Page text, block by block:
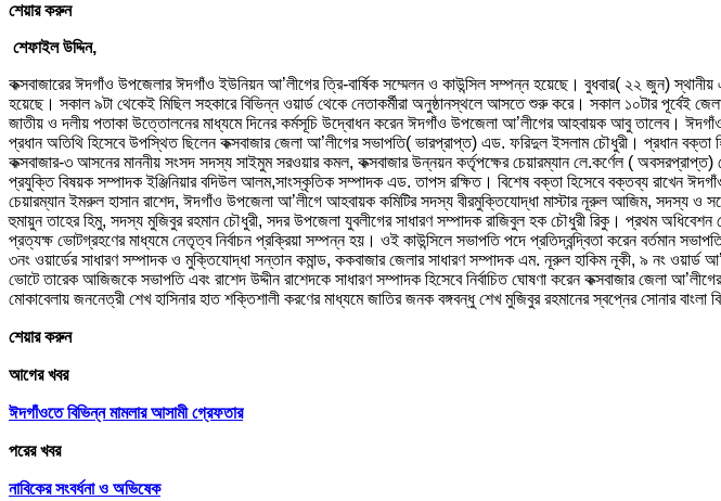
শেয়ার করুন
শেফাইল উদ্দিন,
কক্সবাজারের ঈদগাঁও উপজেলার ঈদগাঁও ইউনিয়ন আ’লীগের ত্রি-বার্ষিক সম্মেলন ও কাউন্সিল সম্পন্ন হয়েছে। বুধবার( ২২ জুন)
হয়েছে। সকাল ৯টা থেকেই মিছিল সহকারে বিভিন্ন ওয়ার্ড থেকে নেতাকর্মীরা অনুষ্ঠানস্থলে আসতে শুরু করে। সকাল ১০টার পূর্বেই
জাতীয় ও দলীয় পতাকা উত্তোলনের মাধ্যমে দিনের কর্মসূচি উদ্বোধন করেন ঈদগাঁও উপজেলা আ’লীগের আহবায়ক আবু তালেব।
প্রধান অতিথি হিসেবে উপস্থিত ছিলেন কক্সবাজার জেলা আ’লীগের সভাপতি( ভারপ্রাপ্ত) এড. ফরিদুল ইসলাম চৌধুরী। প্রধান
কক্সবাজার-৩ আসনের মাননীয় সংসদ সদস্য সাইমুম সরওয়ার কমল, কক্সবাজার উন্নয়ন কর্তৃপক্ষের চেয়ারম্যান লে.কর্ণেল (
প্রযুক্তি বিষয়ক সম্পাদক ইঞ্জিনিয়ার বদিউল আলম,সাংস্কৃতিক সম্পাদক এড. তাপস রক্ষিত। বিশেষ বক্তা হিসেবে বক্তব্য রাখেন
চেয়ারম্যান ইমরুল হাসান রাশেদ, ঈদগাঁও উপজেলা আ’লীগে আহবায়ক কমিটির সদস্য বীরমুক্তিযোদ্ধা মাস্টার নূরুল আজিম, সদস্য
হুমায়ুন তাহের হিমু, সদস্য মুজিবুর রহমান চৌধুরী, সদর উপজেলা যুবলীগের সাধারণ সম্পাদক রাজিবুল হক চৌধুরী রিকু। প্রথম অধিবেশন
প্রত্যক্ষ ভোটগ্রহণের মাধ্যমে নেতৃত্ব নির্বাচন প্রক্রিয়া সম্পন্ন হয়। ওই কাউন্সিলে সভাপতি পদে প্রতিদ্বন্দ্বিতা করেন বর্তমান
৩নং ওয়ার্ডের সাধারণ সম্পাদক ও মুক্তিযোদ্ধা সন্তান কমান্ড, ককবাজার জেলার সাধারণ সম্পাদক এম. নূরুল হাকিম নূকী, ৯ নং ওয়ার্ড
ভোটে তারেক আজিজকে সভাপতি এবং রাশেদ উদ্দীন রাশেদকে সাধারণ সম্পাদক হিসেবে নির্বাচিত ঘোষণা করেন কক্সবাজার জেলা
মোকাবেলায় জননেত্রী শেখ হাসিনার হাত শক্তিশালী করণের মাধ্যমে জাতির জনক বঙ্গবন্ধু শেখ মুজিবুর রহমানের স্বপ্নের সোনার বাংলা
শেয়ার করুন
আগের খবর
ঈদগাঁওতে বিভিন্ন মামলার আসামী গ্রেফতার
পরের খবর
নাবিকের সংবর্ধনা ও অভিষেক